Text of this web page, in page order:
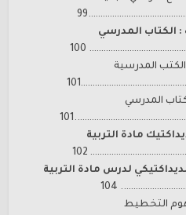
: الكتاب المدرسي
الكتب المدرسية
المدرسي
مادة التربية
لدرس مادة التربية
التخطيط